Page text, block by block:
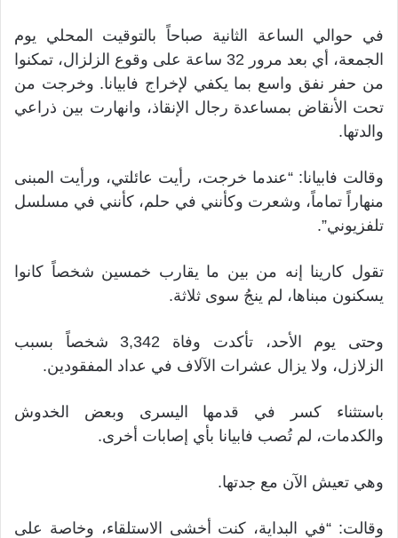
في حوالي الساعة الثانية صباحاً بالتوقيت المحلي يوم
الجمعة، أي بعد مرور 32 ساعة على وقوع الزلزال، تمكنوا
من حفر نفق واسع بما يكفي لإخراج فابيانا. وخرجت من
تحت الأنقاض بمساعدة رجال الإنقاذ، وانهارت بين ذراعي
والدتها.
وقالت فابيانا: “عندما خرجت، رأيت عائلتي، ورأيت المبنى
منهاراً تماماً، وشعرت وكأنني في حلم، كأنني في مسلسل
تلفزيوني”.
تقول كارينا إنه من بين ما يقارب خمسين شخصاً كانوا
يسكنون مبناها، لم ينجُ سوى ثلاثة.
وحتى يوم الأحد، تأكدت وفاة 3,342 شخصاً بسبب
الزلازل، ولا يزال عشرات الآلاف في عداد المفقودين.
باستثناء كسر في قدمها اليسرى وبعض الخدوش
والكدمات، لم تُصب فابيانا بأي إصابات أخرى.
وهي تعيش الآن مع جدتها.
وقالت: “في البداية، كنت أخشى الاستلقاء، وخاصة على